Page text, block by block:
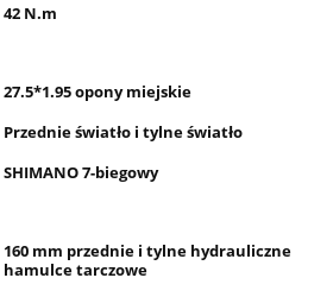
42 N.m
27.5*1.95 opony miejskie
Przednie światło i tylne światło
SHIMANO 7-biegowy
160 mm przednie i tylne hydrauliczne
hamulce tarczowe